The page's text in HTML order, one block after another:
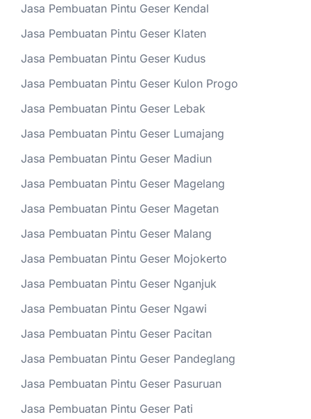
Jasa Pembuatan Pintu Geser Kendal
Jasa Pembuatan Pintu Geser Klaten
Jasa Pembuatan Pintu Geser Kudus
Jasa Pembuatan Pintu Geser Kulon Progo
Jasa Pembuatan Pintu Geser Lebak
Jasa Pembuatan Pintu Geser Lumajang
Jasa Pembuatan Pintu Geser Madiun
Jasa Pembuatan Pintu Geser Magelang
Jasa Pembuatan Pintu Geser Magetan
Jasa Pembuatan Pintu Geser Malang
Jasa Pembuatan Pintu Geser Mojokerto
Jasa Pembuatan Pintu Geser Nganjuk
Jasa Pembuatan Pintu Geser Ngawi
Jasa Pembuatan Pintu Geser Pacitan
Jasa Pembuatan Pintu Geser Pandeglang
Jasa Pembuatan Pintu Geser Pasuruan
Jasa Pembuatan Pintu Geser Pati